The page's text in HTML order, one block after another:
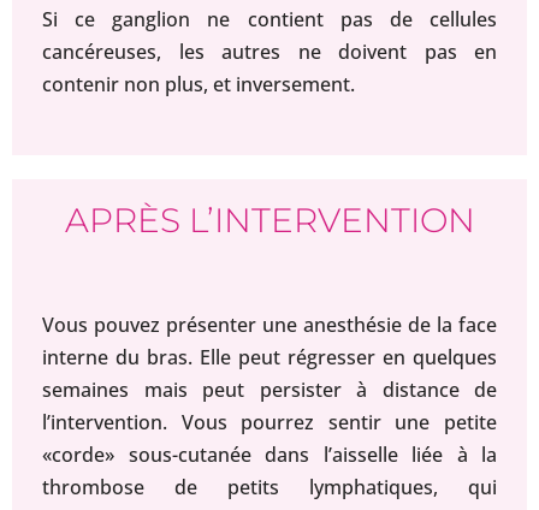
Si ce ganglion ne contient pas de cellules
cancéreuses, les autres ne doivent pas en
contenir non plus, et inversement.
APRÈS L’INTERVENTION
Vous pouvez présenter une anesthésie de la face
interne du bras. Elle peut régresser en quelques
semaines mais peut persister à distance de
l’intervention. Vous pourrez sentir une petite
«corde» sous-cutanée dans l’aisselle liée à la
thrombose de petits lymphatiques, qui